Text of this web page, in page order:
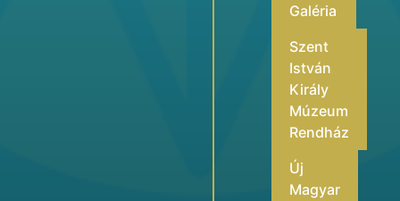
Galéria
Szent
István
Király
Múzeum
Rendház
Új
Magyar